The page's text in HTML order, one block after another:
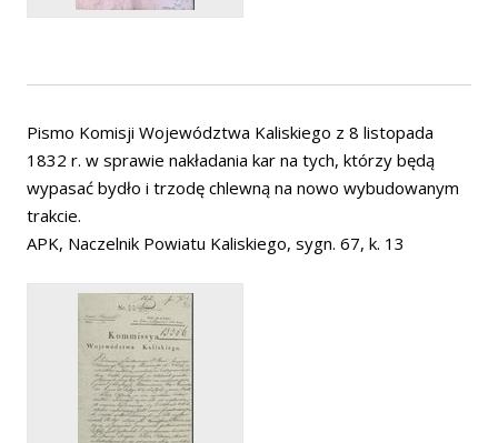
Pismo Komisji Województwa Kaliskiego z 8 listopada
1832 r. w sprawie nakładania kar na tych, którzy będą
wypasać bydło i trzodę chlewną na nowo wybudowanym
trakcie.
APK, Naczelnik Powiatu Kaliskiego, sygn. 67, k. 13